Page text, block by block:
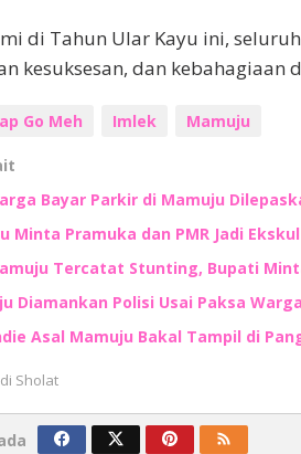
di Tahun Ular Kayu ini,
kesuksesan, dan kebahagiaan
Go Meh Imlek Mamuju
Bayar Parkir di Mamuju
Minta Pramuka dan PMR Jadi
Tercatat Stunting, Bupati
Diamankan Polisi Usai Paksa
Asal Mamuju Bakal Tampil di
Sholat